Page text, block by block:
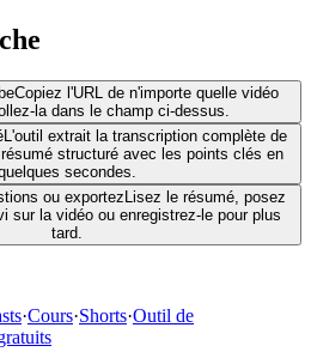
Copiez l'URL de n'importe quelle vidéo
la dans le champ ci-dessus.
L'outil extrait la transcription complète de
structuré avec les points clés en
secondes.
ou exportezLisez le résumé, posez
sur la vidéo ou enregistrez-le pour plus
tard.
·Cours·Shorts·Outil de